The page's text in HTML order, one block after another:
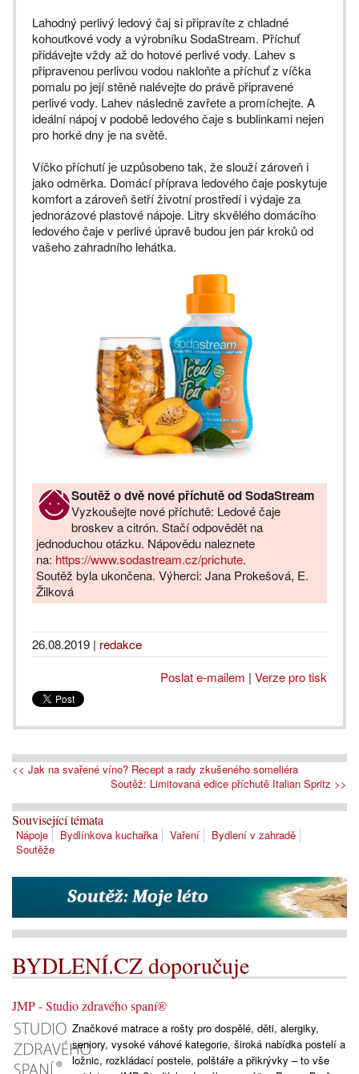
Lahodný perlivý ledový čaj si připravíte z chladné
kohoutkové vody a výrobníku SodaStream. Příchuť
přidávejte vždy až do hotové perlivé vody. Lahev s
připravenou perlivou vodou nakloňte a příchuť z víčka
pomalu po její stěně nalévejte do právě připravené
perlivé vody. Lahev následně zavřete a promíchejte. A
ideální nápoj v podobě ledového čaje s bublinkami nejen
pro horké dny je na světě.
Víčko příchutí je uzpůsobeno tak, že slouží zároveň i
jako odměrka. Domácí příprava ledového čaje poskytuje
komfort a zároveň šetří životní prostředí i výdaje za
jednorázové plastové nápoje. Litry skvělého domácího
ledového čaje v perlivé úpravě budou jen pár kroků od
vašeho zahradního lehátka.
Soutěž o dvě nové příchutě od SodaStream
Vyzkoušejte nové příchutě: Ledové čaje
broskev a citrón. Stačí odpovědět na
jednoduchou otázku. Nápovědu naleznete
na: https://www.sodastream.cz/prichute.
Soutěž byla ukončena. Výherci: Jana Prokešová, E.
Žilková
26.08.2019 | redakce
Poslat e-mailem | Verze pro tisk
<< Jak na svařené víno? Recept a rady zkušeného someliéra
Soutěž: Limitovaná edice příchutě Italian Spritz >>
Související témata
Nápoje Bydlínkova kuchařka Vaření
Bydlení v zahradě
Soutěže
BYDLENÍ.CZ doporučuje
JMP - Studio zdravého spaní®
Značkové matrace a rošty pro dospělé, děti, alergiky,
seniory, vysoké váhové kategorie, široká nabídka postelí a
ložnic, rozkládací postele, polštáře a přikrývky – to vše